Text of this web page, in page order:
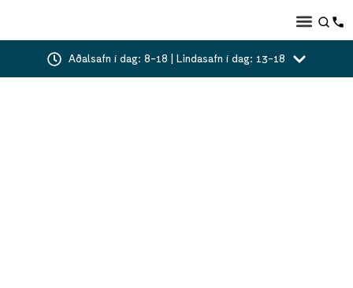
Aðalsafn í dag: 8-18 | Lindasafn í dag: 13-18